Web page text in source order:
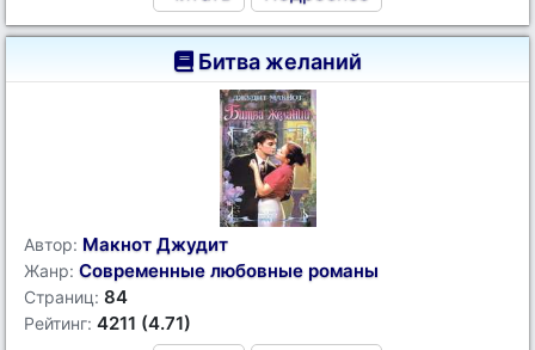
Битва желаний
Автор: Макнот Джудит
Жанр: Современные любовные романы
Страниц: 84
Рейтинг: 4211 (4.71)